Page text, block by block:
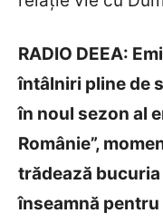
RADIO DEEA:
întâlniri pline de
în noul sezon al
Românie”,
trădează
înseamnă